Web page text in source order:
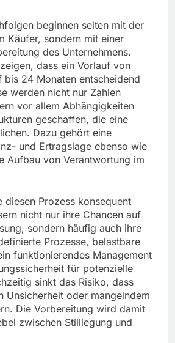
beginnen selten mit der
Käufer, sondern mit einer
des Unternehmens.
dass ein Vorlauf von
bis 24 Monaten entscheidend
werden nicht nur Zahlen
vor allem Abhängigkeiten
geschaffen, die eine
Dazu gehört eine
und Ertragslage ebenso wie
Aufbau von Verantwortung im
diesen Prozess konsequent
nicht nur ihre Chancen auf
sondern häufig auch ihre
Prozesse, belastbare
funktionierendes Management
für potenzielle
sinkt das Risiko, dass
Unsicherheit oder mangelndem
Die Vorbereitung wird damit
zwischen Stilllegung und